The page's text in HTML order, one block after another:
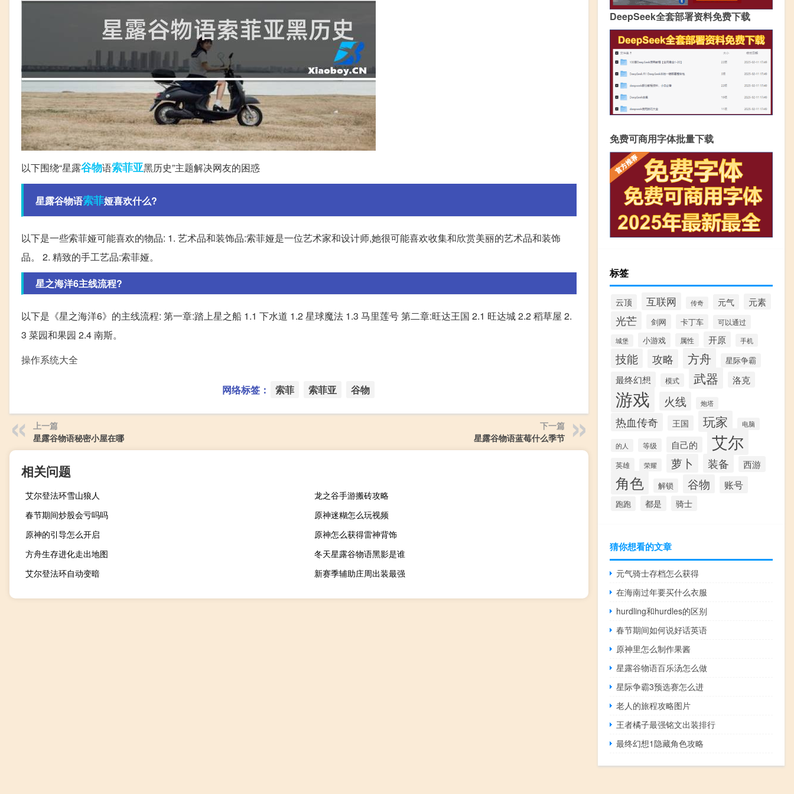
以下围绕“星露谷物语索菲亚黑历史”主题解决网友的困惑
星露谷物语索菲娅喜欢什么?
以下是一些索菲娅可能喜欢的物品: 1. 艺术品和装饰品:索菲娅是一位艺术家和设计师,她很可能喜欢收集和欣赏美丽的艺术品和装饰
品。 2. 精致的手工艺品:索菲娅。
星之海洋6主线流程?
以下是《星之海洋6》的主线流程: 第一章:踏上星之船 1.1 下水道 1.2 星球魔法 1.3 马里莲号 第二章:旺达王国 2.1 旺达城 2.2 稻草屋 2.
3 菜园和果园 2.4 南斯。
操作系统大全
网络标签： 索菲 索菲亚 谷物
上一篇
星露谷物语秘密小屋在哪
下一篇
星露谷物语蓝莓什么季节
相关问题
艾尔登法环雪山狼人
龙之谷手游搬砖攻略
春节期间炒股会亏吗吗
原神迷糊怎么玩视频
原神的引导怎么开启
原神怎么获得雷神背饰
方舟生存进化走出地图
冬天星露谷物语黑影是谁
艾尔登法环自动变暗
新赛季辅助庄周出装最强
DeepSeek全套部署资料免费下载
免费可商用字体批量下载
标签
云顶 互联网 传奇 元气 元素
光芒 剑网 卡丁车 可以通过
城堡 小游戏 属性 开原 手机
技能 攻略 方舟 星际争霸
最终幻想 模式 武器 洛克
游戏 火线 炮塔
热血传奇 王国 玩家 电脑
的人 等级 自己的 艾尔
英雄 荣耀 萝卜 装备 西游
角色 解锁 谷物 账号
跑跑 都是 骑士
猜你想看的文章
元气骑士存档怎么获得
在海南过年要买什么衣服
hurdling和hurdles的区别
春节期间如何说好话英语
原神里怎么制作果酱
星露谷物语百乐汤怎么做
星际争霸3预选赛怎么进
老人的旅程攻略图片
王者橘子最强铭文出装排行
最终幻想1隐藏角色攻略